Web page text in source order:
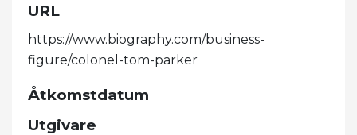
URL
https://www.biography.com/business-
figure/colonel-tom-parker
Åtkomstdatum
Utgivare